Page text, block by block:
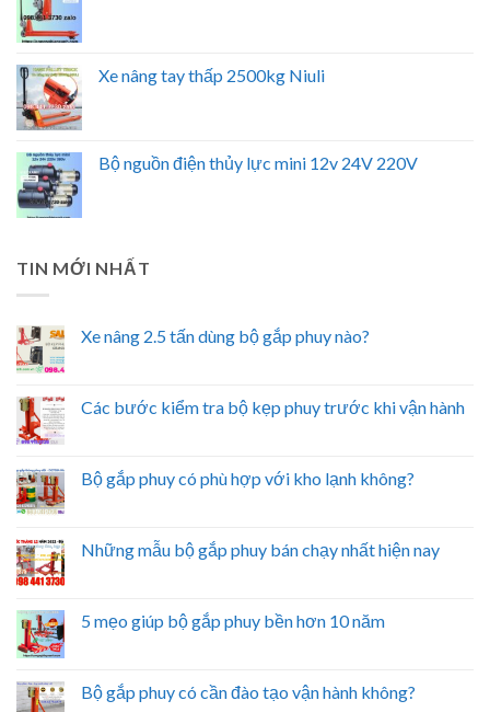
Xe nâng tay thấp 2500kg Niuli
Bộ nguồn điện thủy lực mini 12v 24V 220V
TIN MỚI NHẤT
Xe nâng 2.5 tấn dùng bộ gắp phuy nào?
Các bước kiểm tra bộ kẹp phuy trước khi vận hành
Bộ gắp phuy có phù hợp với kho lạnh không?
Những mẫu bộ gắp phuy bán chạy nhất hiện nay
5 mẹo giúp bộ gắp phuy bền hơn 10 năm
Bộ gắp phuy có cần đào tạo vận hành không?